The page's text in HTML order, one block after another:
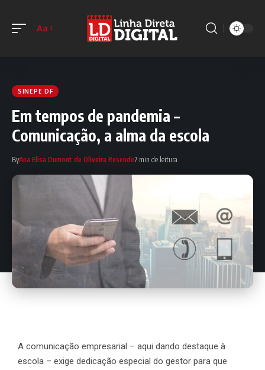
Aa
SINEPE DF
Em tempos de pandemia –
Comunicação, a alma da escola
ByAna Elisa Dumont de Oliveira Resende7 min de leitura
A comunicação empresarial – aqui dando destaque à
escola – exige dedicação especial do gestor para que